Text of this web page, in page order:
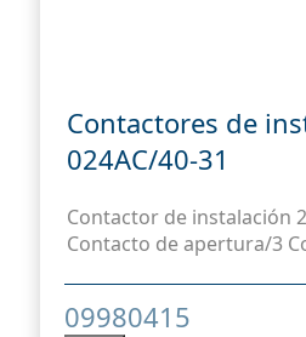
Contactores de
024AC/40-31
Contactor de instalación
Contacto de apertura/3
09980415